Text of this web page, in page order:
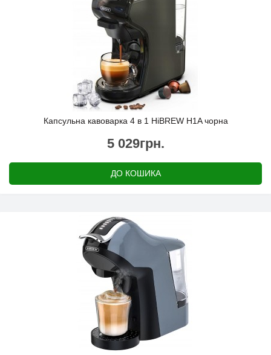
Капсульна кавоварка 4 в 1 HiBREW H1A чорна
5 029грн.
ДО КОШИКА